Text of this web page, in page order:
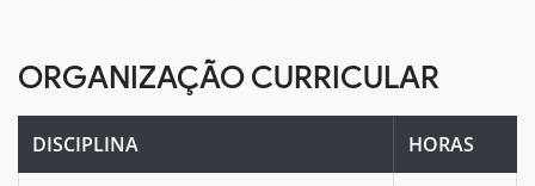
ORGANIZAÇÃO CURRICULAR
DISCIPLINA HORAS